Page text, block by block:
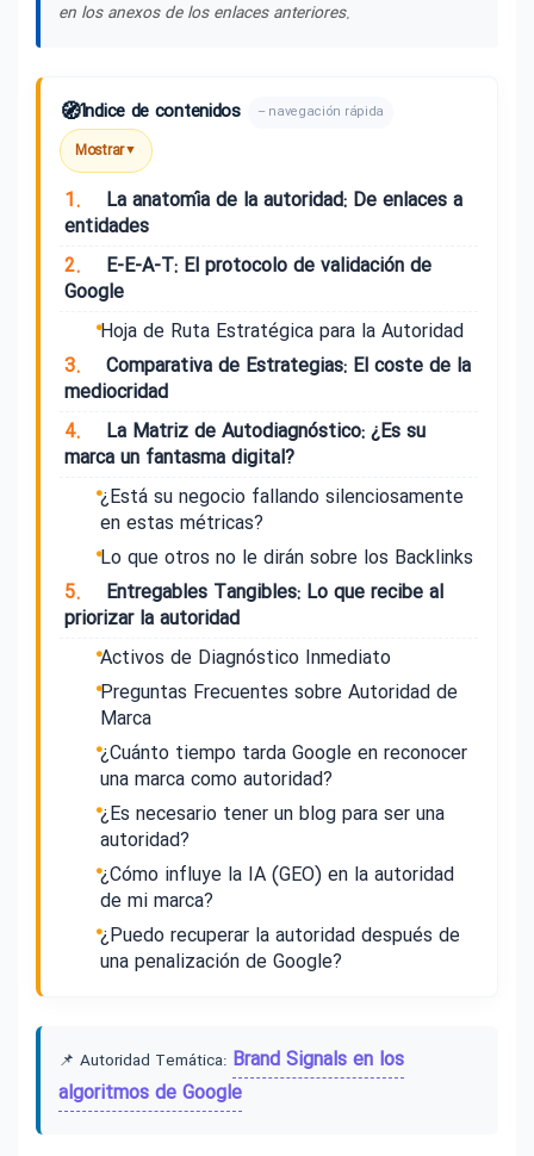
en los anexos de los enlaces anteriores.
🧭Índice de contenidos – navegación rápida
Mostrar▼
1.
La anatomía de la autoridad: De enlaces a
entidades
2.
E-E-A-T: El protocolo de validación de
Google
Hoja de Ruta Estratégica para la Autoridad
3.
Comparativa de Estrategias: El coste de la
mediocridad
4.
La Matriz de Autodiagnóstico: ¿Es su
marca un fantasma digital?
¿Está su negocio fallando silenciosamente
en estas métricas?
Lo que otros no le dirán sobre los Backlinks
5.
Entregables Tangibles: Lo que recibe al
priorizar la autoridad
Activos de Diagnóstico Inmediato
Preguntas Frecuentes sobre Autoridad de
Marca
¿Cuánto tiempo tarda Google en reconocer
una marca como autoridad?
¿Es necesario tener un blog para ser una
autoridad?
¿Cómo influye la IA (GEO) en la autoridad
de mi marca?
¿Puedo recuperar la autoridad después de
una penalización de Google?
📌 Autoridad Temática: Brand Signals en los
algoritmos de Google